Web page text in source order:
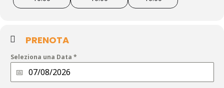
PRENOTA
Seleziona una Data *